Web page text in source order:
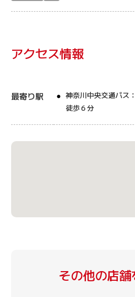
アクセス情報
最寄り駅
神奈川中央交通バス
徒歩６分
その他の店